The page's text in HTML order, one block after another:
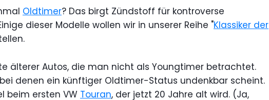
Oldtimer? Das birgt Zündstoff für kontroverse
dieser Modelle wollen wir in unserer Reihe "Klassiker der
älterer Autos, die man nicht als Youngtimer betrachtet.
denen ein künftiger Oldtimer-Status undenkbar scheint.
beim ersten VW Touran, der jetzt 20 Jahre alt wird. (Ja,